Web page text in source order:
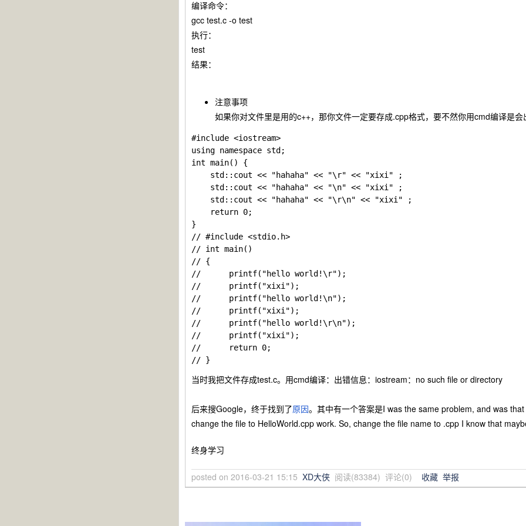
编译命令：
gcc test.c -o test
执行：
test
结果：
注意事项
如果你对文件里是用的c++，那你文件一定要存成.cpp格式，要不然你用cmd编译是会
#include <iostream>
using namespace std;
int main() {
    std::cout << "hahaha" << "\r" << "xixi" ;
    std::cout << "hahaha" << "\n" << "xixi" ;
    std::cout << "hahaha" << "\r\n" << "xixi" ;
    return 0;
}
// #include <stdio.h>
// int main()
// {
//      printf("hello world!\r");
//      printf("xixi");
//      printf("hello world!\n");
//      printf("xixi");
//      printf("hello world!\r\n");
//      printf("xixi");
//      return 0;
当时我把文件存成test.c。用cmd编译：出错信息：iostream：no such file or directory
后来搜Google，终于找到了原因。其中有一个答案是I was the same problem, and was
change the file to HelloWorld.cpp work. So, change the file name to .cpp I know that
终身学习
posted on 2016-03-21 15:15 XD大侠 阅读(83384) 评论(0) 收藏 举报